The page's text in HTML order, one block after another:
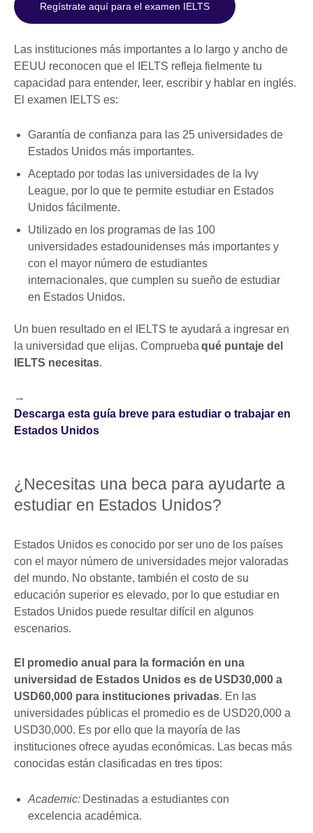
Regístrate aquí para el examen IELTS
Las instituciones más importantes a lo largo y ancho de
EEUU reconocen que el IELTS refleja fielmente tu
capacidad para entender, leer, escribir y hablar en inglés.
El examen IELTS es:
Garantía de confianza para las 25 universidades de
Estados Unidos más importantes.
Aceptado por todas las universidades de la Ivy
League, por lo que te permite estudiar en Estados
Unidos fácilmente.
Utilizado en los programas de las 100
universidades estadounidenses más importantes y
con el mayor número de estudiantes
internacionales, que cumplen su sueño de estudiar
en Estados Unidos.
Un buen resultado en el IELTS te ayudará a ingresar en
la universidad que elijas. Comprueba qué puntaje del
IELTS necesitas.
→
Descarga esta guía breve para estudiar o trabajar en
Estados Unidos
¿Necesitas una beca para ayudarte a
estudiar en Estados Unidos?
Estados Unidos es conocido por ser uno de los países
con el mayor número de universidades mejor valoradas
del mundo. No obstante, también el costo de su
educación superior es elevado, por lo que estudiar en
Estados Unidos puede resultar difícil en algunos
escenarios.
El promedio anual para la formación en una
universidad de Estados Unidos es de USD30,000 a
USD60,000 para instituciones privadas. En las
universidades públicas el promedio es de USD20,000 a
USD30,000. Es por ello que la mayoría de las
instituciones ofrece ayudas económicas. Las becas más
conocidas están clasificadas en tres tipos:
Academic: Destinadas a estudiantes con
excelencia académica.